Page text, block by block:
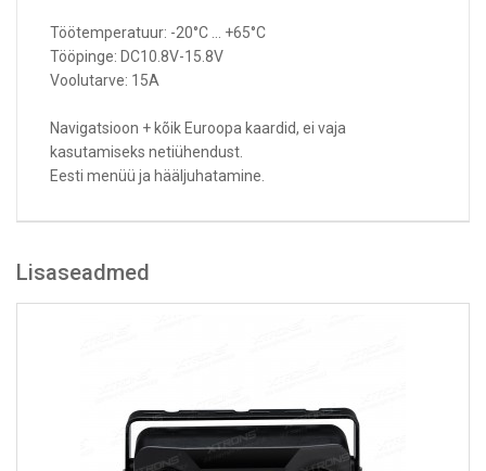
Töötemperatuur: -20°C ... +65°C
Tööpinge: DC10.8V-15.8V
Voolutarve: 15A
Navigatsioon + kõik Euroopa kaardid, ei vaja
kasutamiseks netiühendust.
Eesti menüü ja hääljuhatamine.
Lisaseadmed